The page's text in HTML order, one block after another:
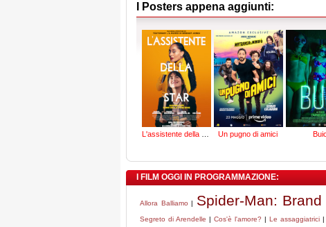
I Posters appena aggiunti:
L'assistente della star Un pugno di amici
I FILM OGGI IN PROGRAMMAZIONE:
Allora Balliamo | Spider-Man:
Segreto di Arendelle |Cos'è l'amore? |Le assaggiatrici |